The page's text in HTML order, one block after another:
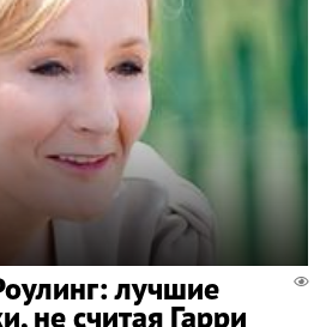
лучшие
не считая Гарри